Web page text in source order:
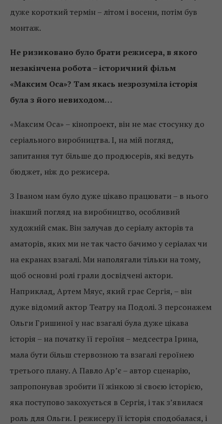
дуже короткий термін – літом і восени, потім був
монтаж.
Не ризиковано було брати режисера, в якого
незакінчена робота – історичний фільм
«Максим Оса»? Там якась незрозуміла історія
була з його невиходом…
«Максим Оса» – кінопроект, він не має стосунку до
серіального виробництва. І, на мій погляд,
запитання тут більше до продюсерів, які ведуть
бюджет, ніж до режисера.
З Іваном нам було дуже цікаво працювати – в нього
інакший погляд на виробництво, особливий
художній смак. Він залучав до серіалу акторів та
аматорів, яких ми не так часто бачимо у серіалах чи
на екранах взагалі. Ми наполягали тільки на тому,
щоб основні ролі грали досвідчені актори.
Наприклад, Артем Мяус, який грає Сергія, – він
дуже відомий актор Театру на Подолі. З персонажем
Ольги Гришиної у нас взагалі була дуже цікава
історія – на початку її героїня – медсестра Ірина,
мала бути більш стервозною та взагалі героїнею
третього плану. А Павло Ар’є – автор сценарію,
запропонував зробити її жінкою зі своєю історією,
яка поступово закохується в Сергія, і так з’явилася
роль для Ольги. І режисеру її історія сподобалася, і